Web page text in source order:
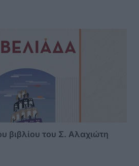
βιβλίου του Σ. Αλαχιώτη